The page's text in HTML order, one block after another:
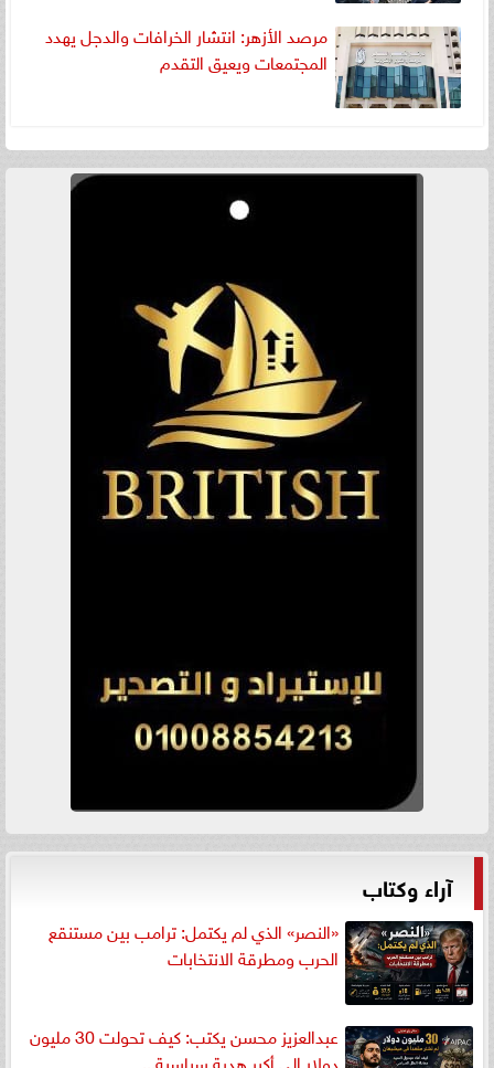
مرصد الأزهر: انتشار الخرافات والدجل يهدد
المجتمعات ويعيق التقدم
آراء وكتاب
«النصر» الذي لم يكتمل: ترامب بين مستنقع
الحرب ومطرقة الانتخابات
عبدالعزيز محسن يكتب: كيف تحولت 30 مليون
دولار إلى أكبر هدية سياسية...